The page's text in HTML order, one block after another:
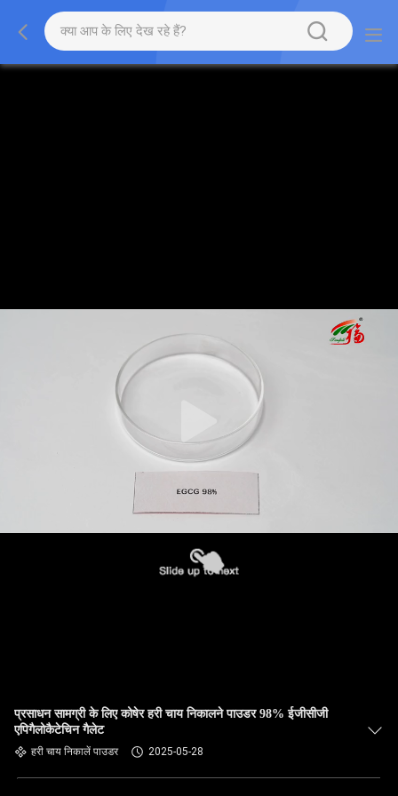
प्रसाधन सामग्री के लिए कोषेर हरी चाय निकालने पाउडर 98% ईजीसीजी
एपिगैलोकैटेचिन गैलेट
हरी चाय निकालें पाउडर 2025-05-28